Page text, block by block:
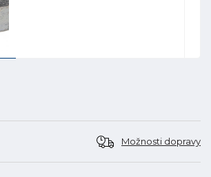
Možnosti dopravy